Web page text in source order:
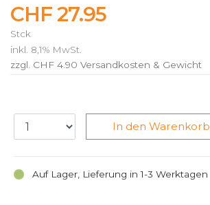
CHF 27.95
Stck
inkl. 8,1% MwSt.
zzgl. CHF 4.90 Versandkosten & Gewicht
Auf Lager, Lieferung in 1-3 Werktagen
In den Warenkorb